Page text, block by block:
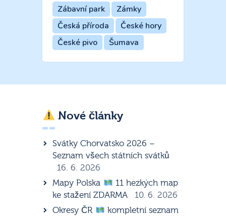
Zábavní park
Zámky
Česká příroda
České hory
České pivo
Šumava
Nové články
Svátky Chorvatsko 2026 –
Seznam všech státních svátků
16. 6. 2026
Mapy Polska
11 hezkých map
ke stažení ZDARMA
10. 6. 2026
Okresy ČR
kompletní seznam